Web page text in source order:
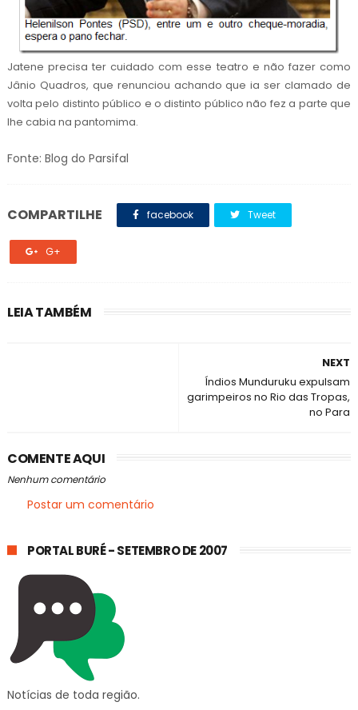
Jatene precisa ter cuidado com esse teatro e não fazer como
Jânio Quadros, que renunciou achando que ia ser clamado de
volta pelo distinto público e o distinto público não fez a parte que
lhe cabia na pantomima.
Fonte: Blog do Parsifal
COMPARTILHE facebook Tweet
G+
LEIA TAMBÉM
NEXT
Índios Munduruku expulsam
garimpeiros no Rio das Tropas,
no Para
COMENTE AQUI
Nenhum comentário
Postar um comentário
PORTAL BURÉ - SETEMBRO DE 2007
Notícias de toda região.